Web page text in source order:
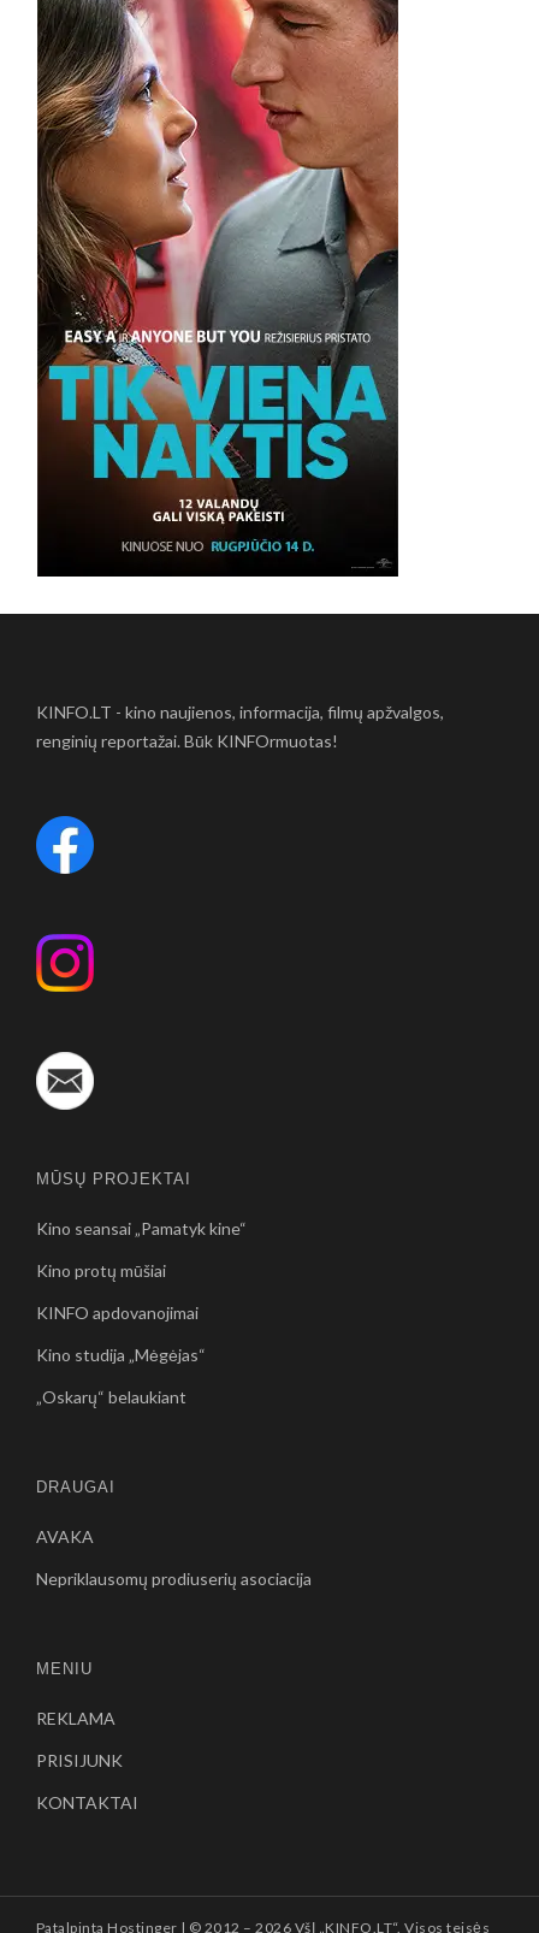
KINFO.LT - kino naujienos, informacija, filmų apžvalgos,
renginių reportažai. Būk KINFOrmuotas!
MŪSŲ PROJEKTAI
Kino seansai „Pamatyk kine“
Kino protų mūšiai
KINFO apdovanojimai
Kino studija „Mėgėjas“
„Oskarų“ belaukiant
DRAUGAI
AVAKA
Nepriklausomų prodiuserių asociacija
MENIU
REKLAMA
PRISIJUNK
KONTAKTAI
Patalpinta Hostinger | © 2012 –2026 VšĮ „KINFO.LT“. Visos teisės